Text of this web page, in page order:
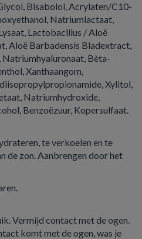
Bisabolol, Acrylaten/C10-
Natriumlactaat,
Lactobacillus / Aloë
Aloë Barbadensis Bladextract,
Natriumhyaluronaat, Bèta-
Xanthaangom,
Xylitol,
Natriumhydroxide,
Benzoëzuur, Kopersulfaat.
te verkoelen en te
de zon. Aanbrengen door het
Vermijd contact met de ogen.
komt met de ogen, was je